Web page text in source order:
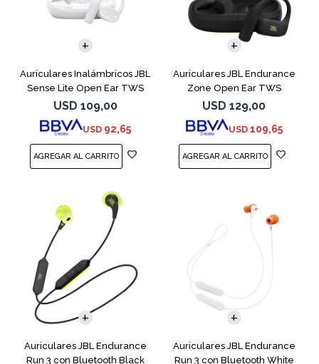
Auriculares Inalámbricos JBL
Sense Lite Open Ear TWS
Blanco
USD 109,00
USD 92,65
Auriculares JBL Endurance
Zone Open Ear TWS
Bluetooth Black
USD 129,00
USD 109,65
Auriculares JBL Endurance
Run 3 con Bluetooth Black
Auriculares JBL Endurance
Run 3 con Bluetooth White